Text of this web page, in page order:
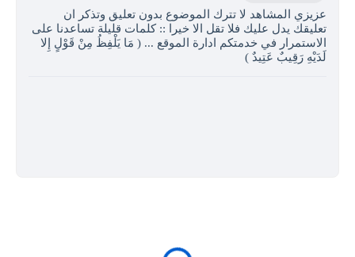
عزيزي المشاهد لا تترك الموضوع بدون تعليق وتذكر ان
تعليقك يدل عليك فلا تقل الا خيرا :: كلمات قليلة تساعدنا على
الاستمرار في خدمتكم ادارة الموقع ... ( مَا يَلْفِظُ مِنْ قَوْلٍ إِلا
لَدَيْهِ رَقِيبٌ عَتِيدٌ )